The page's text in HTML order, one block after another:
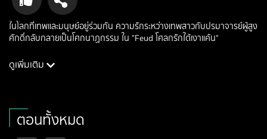
ในโลกที่เทพและมนุษย์อยู่ร่วมกัน ความรักระหว่างเทพสาวกับปรมาจารย์ผู้สูง
ศักดิ์กลับกลายเป็นโศกนาฏกรรม ใน "Feud โศลกรักใต้เงาแค้น"
นักแสดง: ไป๋ลู่, เจิงซุ่นซี, เฉินซินไห่, เหอรุ่ยเสียน
ดูเพิ่มเติม
ตอนทั้งหมด